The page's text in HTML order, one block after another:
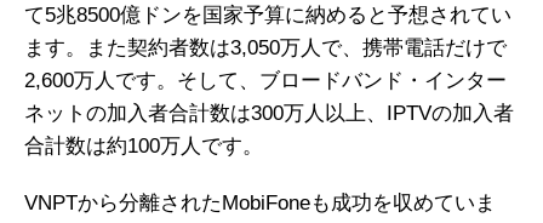
て5兆8500億ドンを国家予算に納めると予想されてい
ます。また契約者数は3,050万人で、携帯電話だけで
2,600万人です。そして、ブロードバンド・インター
ネットの加入者合計数は300万人以上、IPTVの加入者
合計数は約100万人です。
VNPTから分離されたMobiFoneも成功を収めていま